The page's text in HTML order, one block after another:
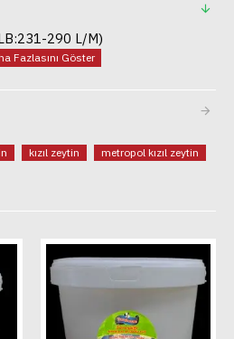
290 L/M)
kızıl zeytin metropol kızıl zeytin